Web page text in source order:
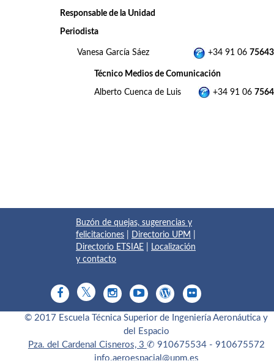
Responsable de la Unidad
Periodista
Vanesa García Sáez +34 91 06 75643
Técnico Medios de Comunicación
Alberto Cuenca de Luis +34 91 06
Buzón de quejas, sugerencias y
felicitaciones
Directorio UPM
Directorio ETSIAE
Localización
y contacto
© 2017 Escuela Técnica Superior de Ingeniería Aeronáutica y
del Espacio
Pza. del Cardenal Cisneros, 3 ✆ 910675534 - 910675572
info.aeroespacial@upm.es